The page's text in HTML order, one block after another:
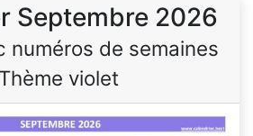
Septembre 2026
numéros de semaines
violet